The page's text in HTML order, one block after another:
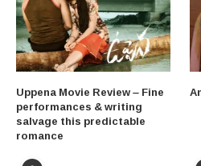
Uppena Movie Review – Fine
performances & writing
salvage this predictable
romance